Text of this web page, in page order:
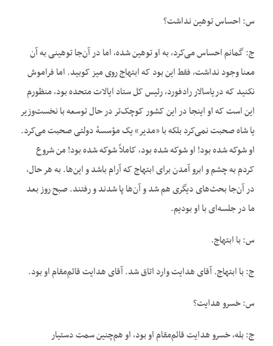
س: احساس توهین نداشت؟
ج: گمانم احساس می‌کرد، به او توهین شده، اما در آن‌جا توهینی به آن
معنا وجود نداشت، فقط این بود که ابتهاج روی میز کوبید. اما فراموش
نکنید که دریاسالار رادفورد، رئیس کل ستاد ایالات متحده بود، منظورم
این است که او اینجا در این کشور کوچک‌تر در حال توسعه با نخست‌وزیر
یا شاه صحبت نمی‌کرد بلکه با «مدیر» یک مؤسسهٔ دولتی صحبت می‌کرد.
او شوکه شده بود! او شوکه شده بود، کاملاً شوکه شده بود! من شروع
کردم به چشم و ابرو آمدن برای ابتهاج که آرام باشد و این‌ها. به هر حال،
در آن‌جا بحث‌های دیگری هم شد و آن‌ها پا شدند و رفتند. صبح روز بعد
ما در جلسه‌ای با او بودیم.
س: با ابتهاج.
ج: با ابتهاج. آقای هدایت وارد اتاق شد. آقای هدایت قائم‌مقام او بود.
س: خسرو هدایت؟
ج: بله، خسرو هدایت قائم‌مقام او بود، او هم‌چنین سمت دستیار